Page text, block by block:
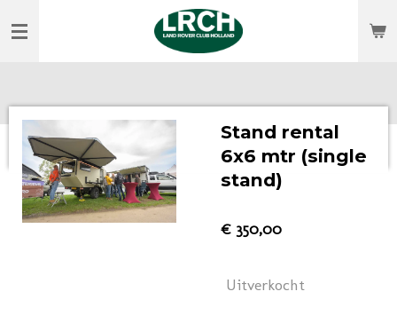
direct
Stand rental
6x6 mtr (single
stand)
€ 350,00
Uitverkocht